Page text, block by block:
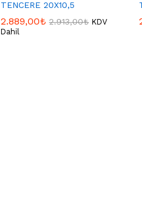
TENCERE 20X10,5
2.889,00₺ 2.913,00₺ KDV
Dahil